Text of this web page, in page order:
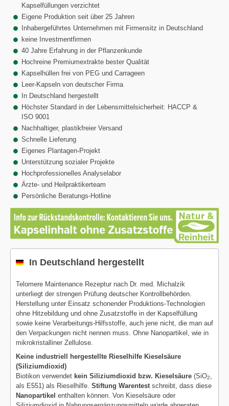
Kapselfüllungen verzichtet
Eigene Produktion seit über 25 Jahren
Inhabergeführtes Unternehmen mit Firmensitz in Deutschland
keine Investmentfirmen
40 Jahre Erfahrung in der Pflanzenkunde
Hochreine Premiumextrakte bester Qualität
Kapselhüllen frei von PEG und Carrageen
Leer-Kapseln von deutscher Firma
In Deutschland hergestellt
Höchster Standard in der Lebensmittelsicherheit: HACCP &
ISO 9001
Nachhaltiger, plastikfreier Versand
Schnelle Lieferung
Eigenes Plantagen-Projekt
Unterstützung sozialer Projekte
Hochprofessionelles Analyselabor
Ärzte- und Heilpraktikerteam
Persönliche Beratungs-Hotline
In Deutschland hergestellt
Telomere Maintenance Rezeptur nach Dr. med. Michalzik
unterliegt der strengen Prüfung deutscher Kontrollbehörden.
Herstellung unter Einsatz schonender Produktions-Technologien
ohne Hitzebildung und ohne Zusatzstoffe in der Kapselfüllung
sowie keine Verarbeitungs-Hilfsstoffe, auch jene nicht, die man auf
den Verpackungen nicht nennen muss. Ohne Nanopartikel, wie in
mikrokristalliner Zellulose.
Keine industriell hergestellte Rieselhilfe Kieselsäure
(Siliziumdioxid)
Biotikon verwendet kein Siliziumdioxid bzw. Kieselsäure (SiO2
als E551) als Rieselhilfe. Stiftung Warentest schreibt, dass diese
Nanopartikel enthalten können. Von Kieselsäure oder